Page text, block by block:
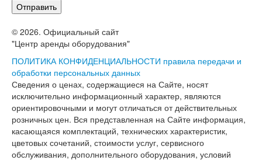
© 2026. Официальный сайт
"Центр аренды оборудования"
ПОЛИТИКА КОНФИДЕНЦИАЛЬНОСТИ правила передачи и
обработки персональных данных
Сведения о ценах, содержащиеся на Сайте, носят
исключительно информационный характер, являются
ориентировочными и могут отличаться от действительных
розничных цен. Вся представленная на Сайте информация,
касающаяся комплектаций, технических характеристик,
цветовых сочетаний, стоимости услуг, сервисного
обслуживания, дополнительного оборудования, условий